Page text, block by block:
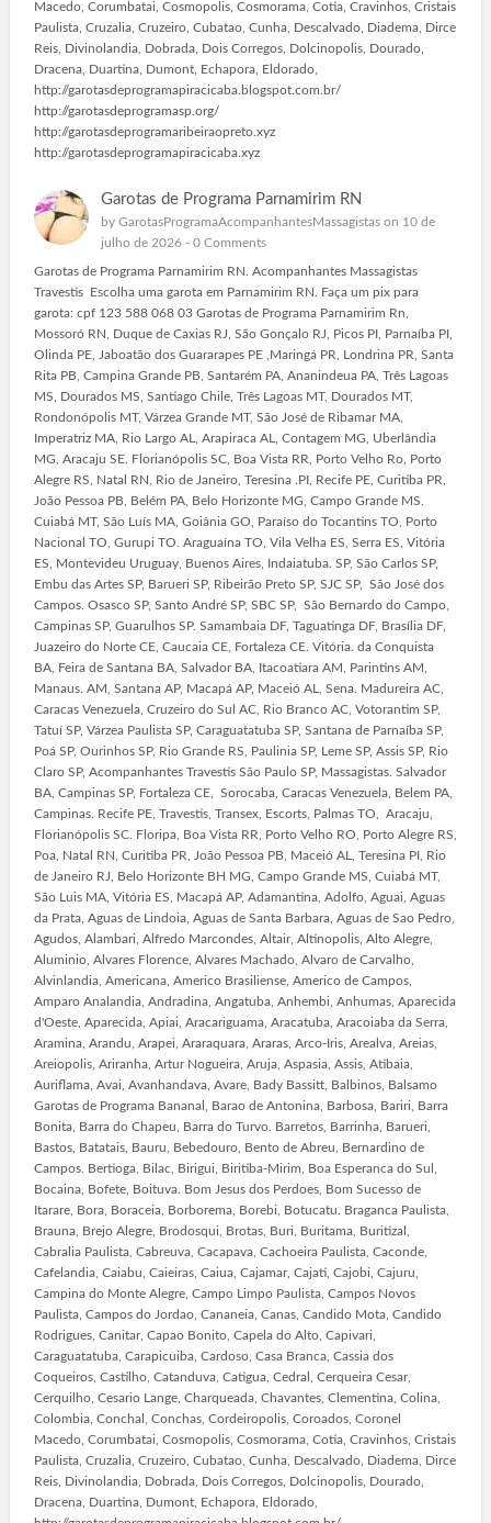
Macedo, Corumbatai, Cosmopolis, Cosmorama, Cotia, Cravinhos, Cristais
Paulista, Cruzalia, Cruzeiro, Cubatao, Cunha, Descalvado, Diadema, Dirce
Reis, Divinolandia, Dobrada, Dois Corregos, Dolcinopolis, Dourado,
Dracena, Duartina, Dumont, Echapora, Eldorado,
http://garotasdeprogramapiracicaba.blogspot.com.br/
http://garotasdeprogramasp.org/
http://garotasdeprogramaribeiraopreto.xyz
http://garotasdeprogramapiracicaba.xyz
Garotas de Programa Parnamirim RN
by GarotasProgramaAcompanhantesMassagistason 10 de
julho de 2026 - 0 Comments
Garotas de Programa Parnamirim RN. Acompanhantes Massagistas
Travestis Escolha uma garota em Parnamirim RN. Faça um pix para
garota: cpf 123 588 068 03 Garotas de Programa Parnamirim Rn,
Mossoró RN, Duque de Caxias RJ, São Gonçalo RJ, Picos PI, Parnaíba PI,
Olinda PE, Jaboatão dos Guararapes PE ,Maringá PR, Londrina PR, Santa
Rita PB, Campina Grande PB, Santarém PA, Ananindeua PA, Três Lagoas
MS, Dourados MS, Santiago Chile, Três Lagoas MT, Dourados MT,
Rondonópolis MT, Várzea Grande MT, São José de Ribamar MA,
Imperatriz MA, Rio Largo AL, Arapiraca AL, Contagem MG, Uberlândia
MG, Aracaju SE. Florianópolis SC, Boa Vista RR, Porto Velho Ro, Porto
Alegre RS, Natal RN, Rio de Janeiro, Teresina .PI, Recife PE, Curitiba PR,
João Pessoa PB, Belém PA, Belo Horizonte MG, Campo Grande MS.
Cuiabá MT, São Luís MA, Goiânia GO, Paraíso do Tocantins TO, Porto
Nacional TO, Gurupi TO. Araguaína TO, Vila Velha ES, Serra ES, Vitória
ES, Montevideu Uruguay, Buenos Aires, Indaiatuba. SP, São Carlos SP,
Embu das Artes SP, Barueri SP, Ribeirão Preto SP, SJC SP, São José dos
Campos. Osasco SP, Santo André SP, SBC SP, São Bernardo do Campo,
Campinas SP, Guarulhos SP. Samambaia DF, Taguatinga DF, Brasília DF,
Juazeiro do Norte CE, Caucaia CE, Fortaleza CE. Vitória. da Conquista
BA, Feira de Santana BA, Salvador BA, Itacoatiara AM, Parintins AM,
Manaus. AM, Santana AP, Macapá AP, Maceió AL, Sena. Madureira AC,
Caracas Venezuela, Cruzeiro do Sul AC, Rio Branco AC, Votorantim SP,
Tatuí SP, Várzea Paulista SP, Caraguatatuba SP, Santana de Parnaíba SP,
Poá SP, Ourinhos SP, Rio Grande RS, Paulinia SP, Leme SP, Assis SP, Rio
Claro SP, Acompanhantes Travestis São Paulo SP, Massagistas. Salvador
BA, Campinas SP, Fortaleza CE, Sorocaba, Caracas Venezuela, Belem PA,
Campinas. Recife PE, Travestis, Transex, Escorts, Palmas TO, Aracaju,
Florianópolis SC. Floripa, Boa Vista RR, Porto Velho RO, Porto Alegre RS,
Poa, Natal RN, Curitiba PR, João Pessoa PB, Maceió AL, Teresina PI, Rio
de Janeiro RJ, Belo Horizonte BH MG, Campo Grande MS, Cuiabá MT,
São Luis MA, Vitória ES, Macapá AP, Adamantina, Adolfo, Aguai, Aguas
da Prata, Aguas de Lindoia, Aguas de Santa Barbara, Aguas de Sao Pedro,
Agudos, Alambari, Alfredo Marcondes, Altair, Altinopolis, Alto Alegre,
Aluminio, Alvares Florence, Alvares Machado, Alvaro de Carvalho,
Alvinlandia, Americana, Americo Brasiliense, Americo de Campos,
Amparo Analandia, Andradina, Angatuba, Anhembi, Anhumas, Aparecida
d'Oeste, Aparecida, Apiai, Aracariguama, Aracatuba, Aracoiaba da Serra,
Aramina, Arandu, Arapei, Araraquara, Araras, Arco-Iris, Arealva, Areias,
Areiopolis, Ariranha, Artur Nogueira, Aruja, Aspasia, Assis, Atibaia,
Auriflama, Avai, Avanhandava, Avare, Bady Bassitt, Balbinos, Balsamo
Garotas de Programa Bananal, Barao de Antonina, Barbosa, Bariri, Barra
Bonita, Barra do Chapeu, Barra do Turvo. Barretos, Barrinha, Barueri,
Bastos, Batatais, Bauru, Bebedouro, Bento de Abreu, Bernardino de
Campos. Bertioga, Bilac, Birigui, Biritiba-Mirim, Boa Esperanca do Sul,
Bocaina, Bofete, Boituva. Bom Jesus dos Perdoes, Bom Sucesso de
Itarare, Bora, Boraceia, Borborema, Borebi, Botucatu. Braganca Paulista,
Brauna, Brejo Alegre, Brodosqui, Brotas, Buri, Buritama, Buritizal,
Cabralia Paulista, Cabreuva, Cacapava, Cachoeira Paulista, Caconde,
Cafelandia, Caiabu, Caieiras, Caiua, Cajamar, Cajati, Cajobi, Cajuru,
Campina do Monte Alegre, Campo Limpo Paulista, Campos Novos
Paulista, Campos do Jordao, Cananeia, Canas, Candido Mota, Candido
Rodrigues, Canitar, Capao Bonito, Capela do Alto, Capivari,
Caraguatatuba, Carapicuiba, Cardoso, Casa Branca, Cassia dos
Coqueiros, Castilho, Catanduva, Catigua, Cedral, Cerqueira Cesar,
Cerquilho, Cesario Lange, Charqueada, Chavantes, Clementina, Colina,
Colombia, Conchal, Conchas, Cordeiropolis, Coroados, Coronel
Macedo, Corumbatai, Cosmopolis, Cosmorama, Cotia, Cravinhos, Cristais
Paulista, Cruzalia, Cruzeiro, Cubatao, Cunha, Descalvado, Diadema, Dirce
Reis, Divinolandia, Dobrada, Dois Corregos, Dolcinopolis, Dourado,
Dracena, Duartina, Dumont, Echapora, Eldorado,